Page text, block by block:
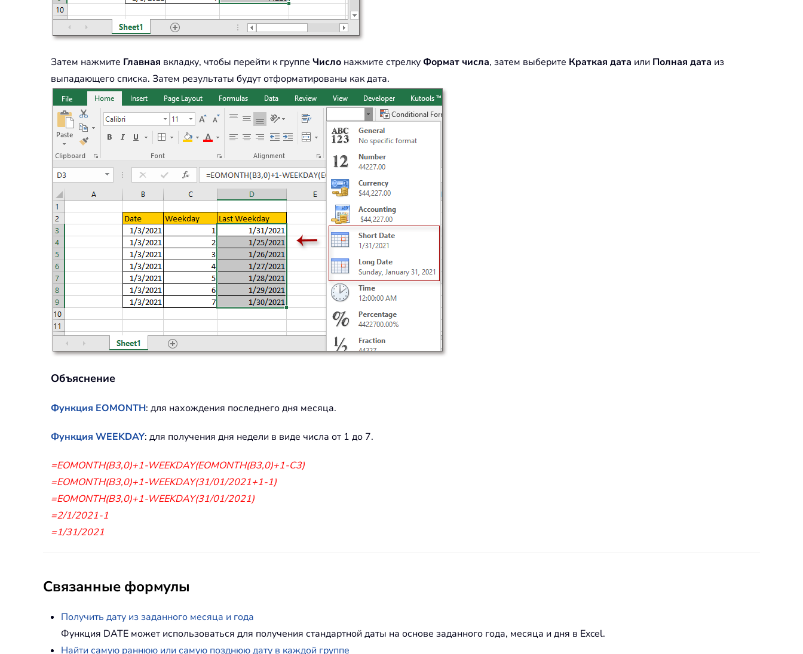
Затем нажмите Главная вкладку, чтобы перейти к группе Число нажмите стрелкуФормат числа, затем выберите Краткая дата или Полная дата из
выпадающего списка. Затем результаты будут отформатированы как дата.
Объяснение
Функция EOMONTH: для нахождения последнего дня месяца.
Функция WEEKDAY: для получения дня недели в виде числа от 1 до 7.
=EOMONTH(B3,0)+1-WEEKDAY(EOMONTH(B3,0)+1-C3)
=EOMONTH(B3,0)+1-WEEKDAY(31/01/2021+1-1)
=EOMONTH(B3,0)+1-WEEKDAY(31/01/2021)
=2/1/2021-1
=1/31/2021
Связанные формулы
Получить дату из заданного месяца и года
Функция DATE может использоваться для получения стандартной даты на основе заданного года, месяца и дня в Excel.
Найти самую раннюю или самую позднюю дату в каждой группе